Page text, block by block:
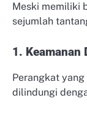
Meski memiliki
sejumlah
1. Keamanan
Perangkat
dilindungi